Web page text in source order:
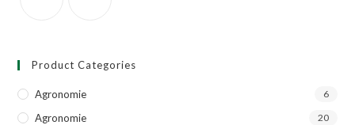
Product Categories
Agronomie 6
Agronomie 20